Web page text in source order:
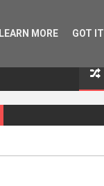
LEARN MORE GOT IT